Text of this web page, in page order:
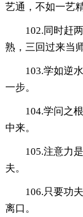
艺通，不如一艺精
102.同时赶两
熟，三回过来当师
103.学如逆水
一步。
104.学问之根
中来。
105.注意力是
夫。
106.只要功夫
离口。